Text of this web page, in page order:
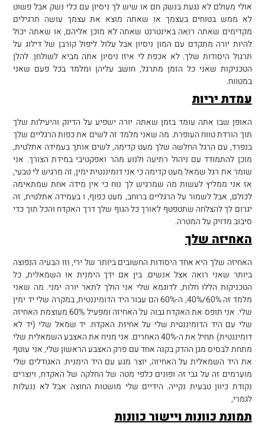
אולי מעולם לא נגעת בנשק חם או שיש לך ניסיון עם כלי נשק אבל פשוט
לא ממש בטוחים בעצמך או שאתה מוצא את עצמך עושה תרגילים
מקדימים שאתה רואה באינטרנט שאתה לא מוכן אליהם, או שאתה יכול
להיות יורה מתקדם עם המון ניסיון אבל עלול ליפול קורבן של דילוג על
תרגול היסודות שלך. לא אכפת לי איזו ניסיון אתה מביא לשולחן. להלן
הטכניקות שאני כל הזמן מתרגל, חושב עליהן ומלמד בכל פעם שאני
במטווח.
עמדת יריות
האופן שבו אתה עומד בזמן שאתה יורה ישפיע על הדיוק והיעילות שלך
תוך הורדת טווח העופרת. מה שאני מלמד זה לשים את כפות הרגליים שלך
בנפרד, עם הרגל החלשה שלך מעט קדימה, לשים אותך בעמידה אתלטית,
מוכן להתמודד עם ניהול רתיעה ולנוע מהר ואפקטיבי במידת הצורך. אני
שומר את רגל שמאל מעט קדימה כי אני דומיננטית ימין, זה מרגיש לי טבעי,
אז אני ממליץ לעשות מה שמרגיש לך נוח כי אין מידה אחת שמתאימה
לכולם, אבל לשמור על הרגליים ברוחב, מעט כפוף, ו בעמידה אתלטית, זה
יגרום לך להצלחה שתטפטף לאורך כל הגוף שלך דרך האקדח והכל תוך כדי
סיבוב מדויק על המטרה.
האחיזה שלך
האחיזה שלך היא אחד היסודות החשובים ביותר של ירי, וזו הבעיה הנפוצה
ביותר שאני רואה אצל אנשים. בין אם ידך הימנית או השמאלית, כל
הטכניקות הללו חלות, לדוגמא שלי אני הולך לתאר יורה ימני. מה שאני
מלמד זה 60%/40%, ה-60% הם עבור היד הדומיננטית, במקרה שלי יד ימין
שלי. אני תופס את האקדח גבוה על האחיזה ומפעיל 60% מעוצמת האחיזה
שלי עם היד הדומיננטית שלי על אחיזת האקדח. יד שמאל שלי (יד לא
דומיננטית) תחיל את ה-40% האחרים. אני מניח את האצבע השמאלית שלי
מתחת לבסיס מגן ההדק בקנה אחד עם פרק האצבע הראשון שלי, אני עוטף
את היד השמאלית על האחיזה, יוצר מגע עם היד הימנית. האגודלים שלי
מוערמים זה על גבי זה ופונים כלפי מטה של ​​החלקה של האקדח, ויוצרים
נקודת כיוון טבעית נקייה. הידיים שלי מושטות החוצה אבל לא ננעלות
לגמרי,
תמונת כוונות ויישור כוונות